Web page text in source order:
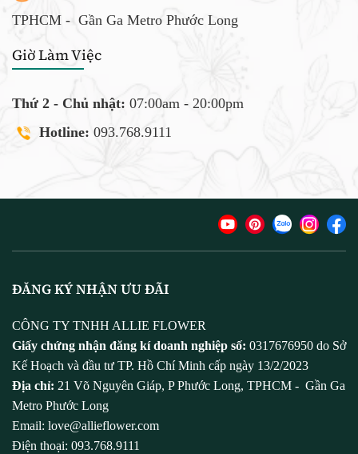
TPHCM - Gần Ga Metro Phước Long
Giờ Làm Việc
Thứ 2 - Chủ nhật: 07:00am - 20:00pm
Hotline: 093.768.9111
ĐĂNG KÝ NHẬN ƯU ĐÃI
CÔNG TY TNHH ALLIE FLOWER
Giấy chứng nhận đăng kí doanh nghiệp số: 0317676950 do Sở
Kế Hoạch và đầu tư TP. Hồ Chí Minh cấp ngày 13/2/2023
Địa chỉ: 21 Võ Nguyên Giáp, P Phước Long, TPHCM - Gần Ga
Metro Phước Long
Email: love@allieflower.com
Điện thoại: 093.768.9111